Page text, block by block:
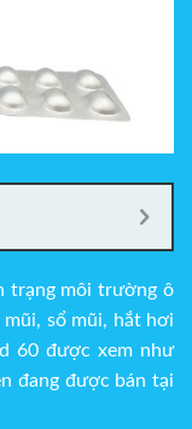
trạng môi trường ô
sổ mũi, hắt hơi
60 được xem như
đang được bán tại